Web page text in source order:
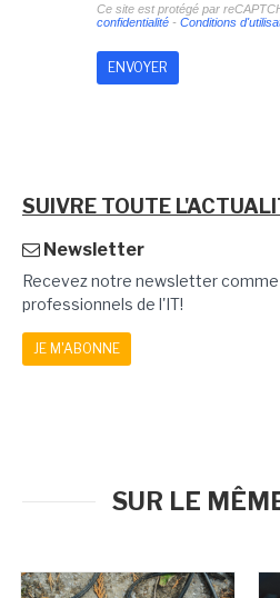
Ce site est protégé par
confidentialité- Conditions
SUIVRE TOUTE
Newsletter
Recevez notre newsletter
professionnels de l'IT!
JE M'ABONNE
SUR LE